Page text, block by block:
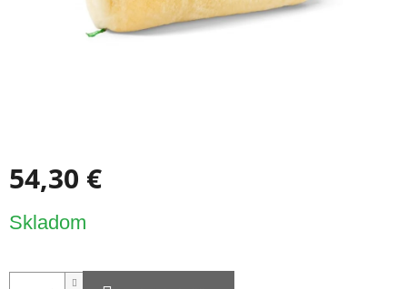
54,30 €
cena:
Skladom